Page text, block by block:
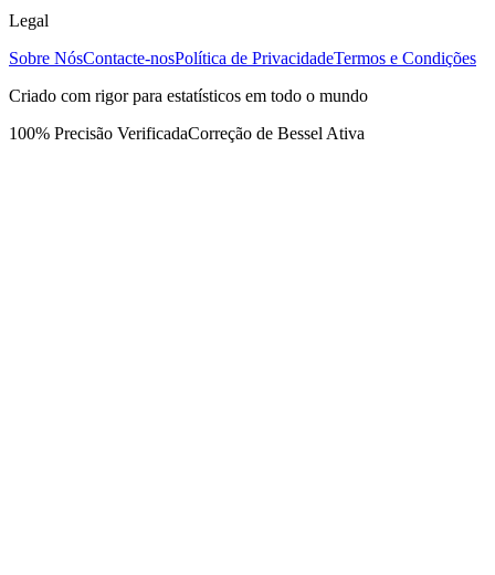
Legal
Sobre NósContacte-nosPolítica de PrivacidadeTermos e Condições
Criado com rigor para estatísticos em todo o mundo
100% Precisão VerificadaCorreção de Bessel Ativa